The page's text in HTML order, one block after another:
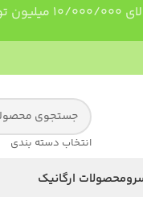
انتخاب دسته بندی
محصولات ارگانیک
تومان